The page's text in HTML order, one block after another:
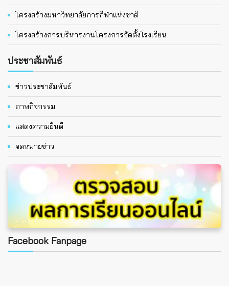
โครงสร้างมหาวิทยาลัยการกีฬาแห่งชาติ
โครงสร้างการบริหารงานโครงการจัดตั้งโรงเรียน
ประชาสัมพันธ์
ข่าวประชาสัมพันธ์
ภาพกิจกรรม
แสดงความยินดี
จดหมายข่าว
Facebook Fanpage